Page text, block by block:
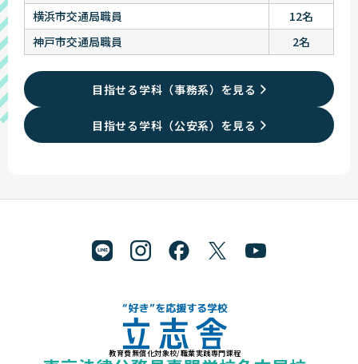
横浜市交通局職員
12名
神戸市交通局職員
2名
目指せる学科（事務系）を見る
目指せる学科（公安系）を見る
"好き"を応援する学校 立志舎
教育費無償化対象校/職業実践専門課程